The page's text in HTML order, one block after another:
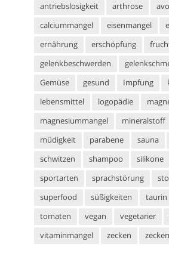
antriebslosigkeit arthrose
calciummangel
eisenmangel
ernährung
erschöpfung
gelenkbeschwerden
Gemüse
gesund Impfung
lebensmittel
logopädie
magnesiummangel
mineralstoff
müdigkeit
parabene sauna
schwitzen
shampoo silikone
sportarten
sprachstörung
superfood
süßigkeiten taurin
tomaten
vegan vegetarier
vitaminmangel
zecken